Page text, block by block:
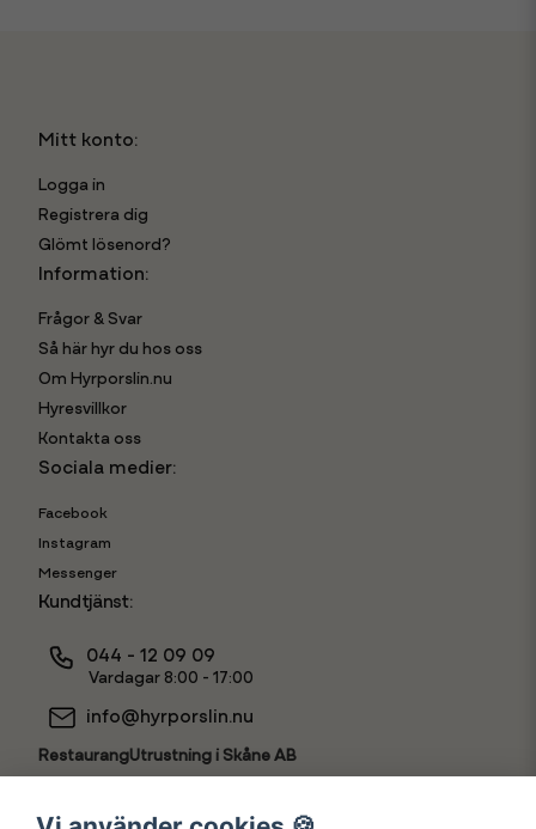
Mitt konto:
Logga in
Registrera dig
Glömt lösenord?
Information:
Frågor & Svar
Så här hyr du hos oss
Om Hyrporslin.nu
Hyresvillkor
Kontakta oss
Sociala medier:
Facebook
Instagram
Messenger
Kundtjänst:
044 - 12 09 09
Vardagar 8:00 - 17:00
info@hyrporslin.nu
RestaurangUtrustning i Skåne AB